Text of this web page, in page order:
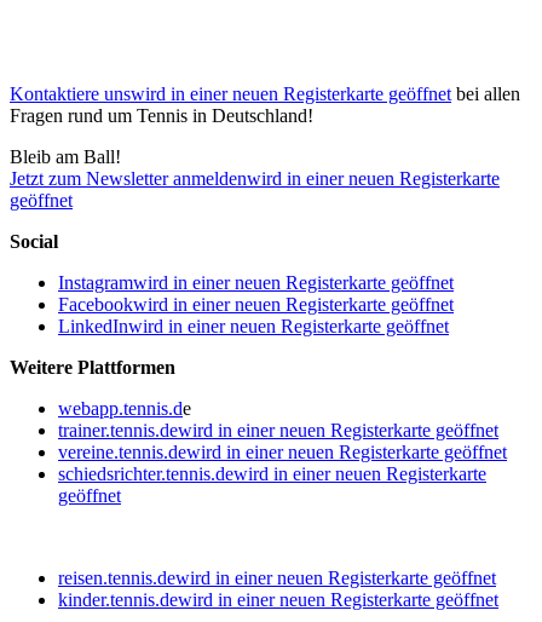
Kontaktiere unswird in einer neuen Registerkarte geöffnet bei allen
Fragen rund um Tennis in Deutschland!
Bleib am Ball!
Jetzt zum Newsletter anmeldenwird in einer neuen Registerkarte
geöffnet
Social
Instagramwird in einer neuen Registerkarte geöffnet
Facebookwird in einer neuen Registerkarte geöffnet
LinkedInwird in einer neuen Registerkarte geöffnet
Weitere Plattformen
webapp.tennis.de
trainer.tennis.dewird in einer neuen Registerkarte geöffnet
vereine.tennis.dewird in einer neuen Registerkarte geöffnet
schiedsrichter.tennis.dewird in einer neuen Registerkarte
geöffnet
reisen.tennis.dewird in einer neuen Registerkarte geöffnet
kinder.tennis.dewird in einer neuen Registerkarte geöffnet